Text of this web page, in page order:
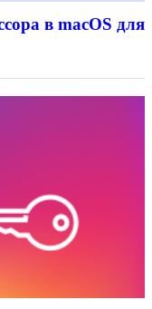
в macOS для